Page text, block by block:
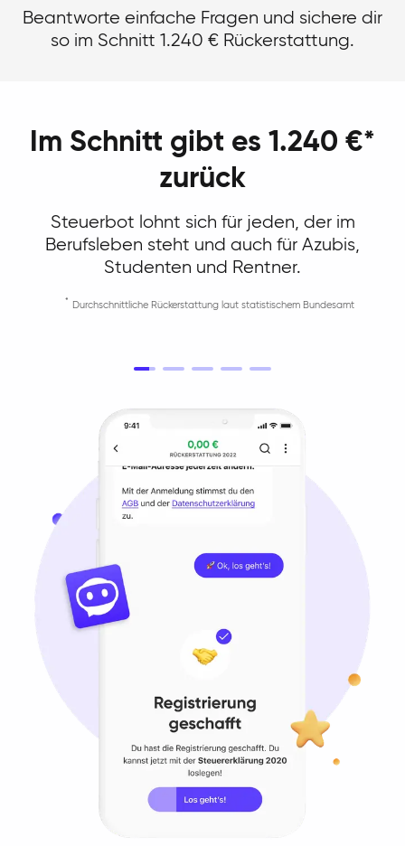
Beantworte einfache Fragen und sichere dir
so im Schnitt 1.240 € Rückerstattung.
Im Schnitt gibt es 1.240 €*
zurück
Steuerbot lohnt sich für jeden, der im
Berufsleben steht und auch für Azubis,
Studenten und Rentner.
Durchschnittliche Rückerstattung laut statistischem Bundesamt